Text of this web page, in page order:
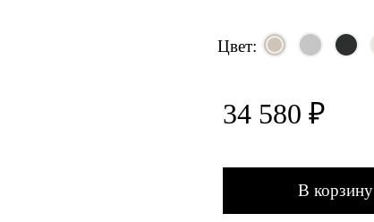
Цвет:
34 580 ₽
В корзину